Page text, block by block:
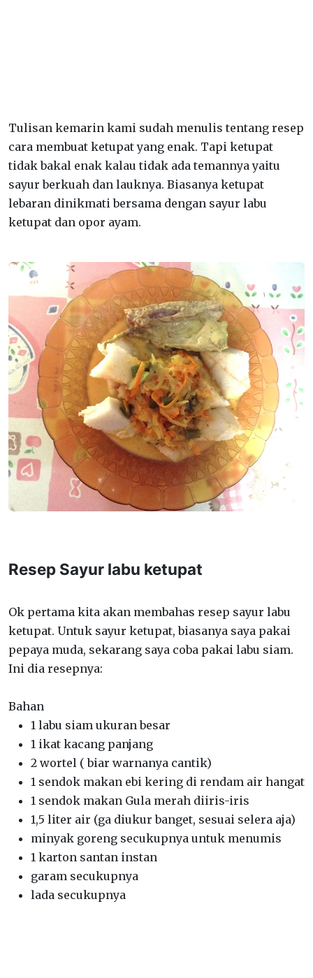
Tulisan kemarin kami sudah menulis tentang resep
cara membuat ketupat yang enak. Tapi ketupat
tidak bakal enak kalau tidak ada temannya yaitu
sayur berkuah dan lauknya. Biasanya ketupat
lebaran dinikmati bersama dengan sayur labu
ketupat dan opor ayam.
Resep Sayur labu ketupat
Ok pertama kita akan membahas resep sayur labu
ketupat. Untuk sayur ketupat, biasanya saya pakai
pepaya muda, sekarang saya coba pakai labu siam.
Ini dia resepnya:
Bahan
1 labu siam ukuran besar
1 ikat kacang panjang
2 wortel ( biar warnanya cantik)
1 sendok makan ebi kering di rendam air hangat
1 sendok makan Gula merah diiris-iris
1,5 liter air (ga diukur banget, sesuai selera aja)
minyak goreng secukupnya untuk menumis
1 karton santan instan
garam secukupnya
lada secukupnya